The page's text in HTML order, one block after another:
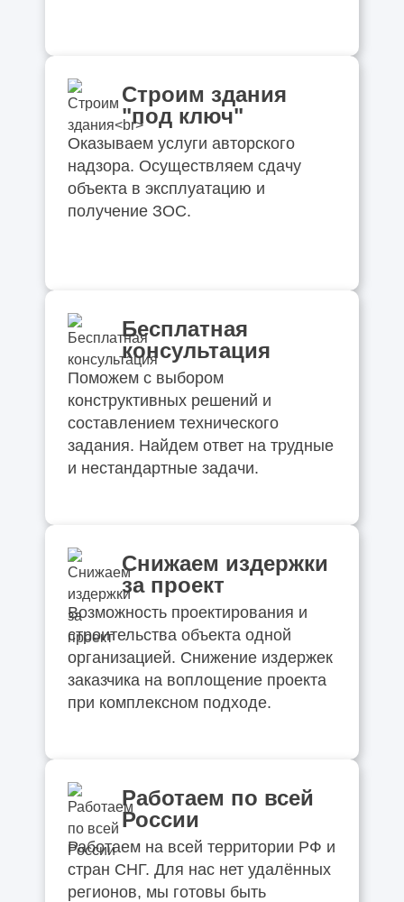
Строим здания
"под ключ"
Оказываем услуги авторского
надзора. Осуществляем сдачу
объекта в эксплуатацию и
получение ЗОС.
Бесплатная
консультация
Поможем с выбором
конструктивных решений и
составлением технического
задания. Найдем ответ на трудные
и нестандартные задачи.
Снижаем издержки
за проект
Возможность проектирования и
строительства объекта одной
организацией. Снижение издержек
заказчика на воплощение проекта
при комплексном подходе.
Работаем по всей
России
Работаем на всей территории РФ и
стран СНГ. Для нас нет удалённых
регионов, мы готовы быть